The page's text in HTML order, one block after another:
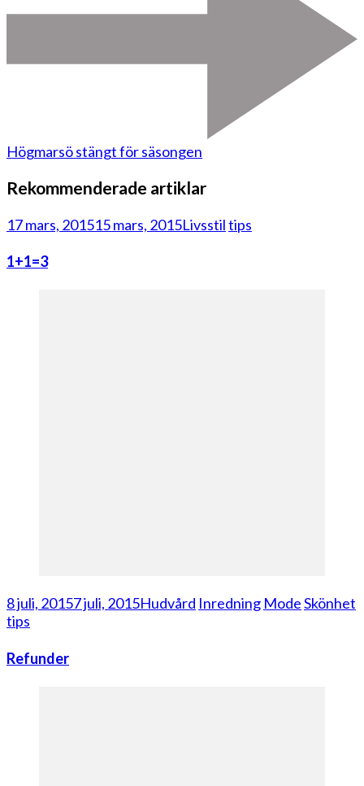
Högmarsö stängt för säsongen
Rekommenderade artiklar
17 mars, 201515 mars, 2015Livsstiltips
1+1=3
8 juli, 20157 juli, 2015Hudvård Inredning ModeSkönhet
tips
Refunder